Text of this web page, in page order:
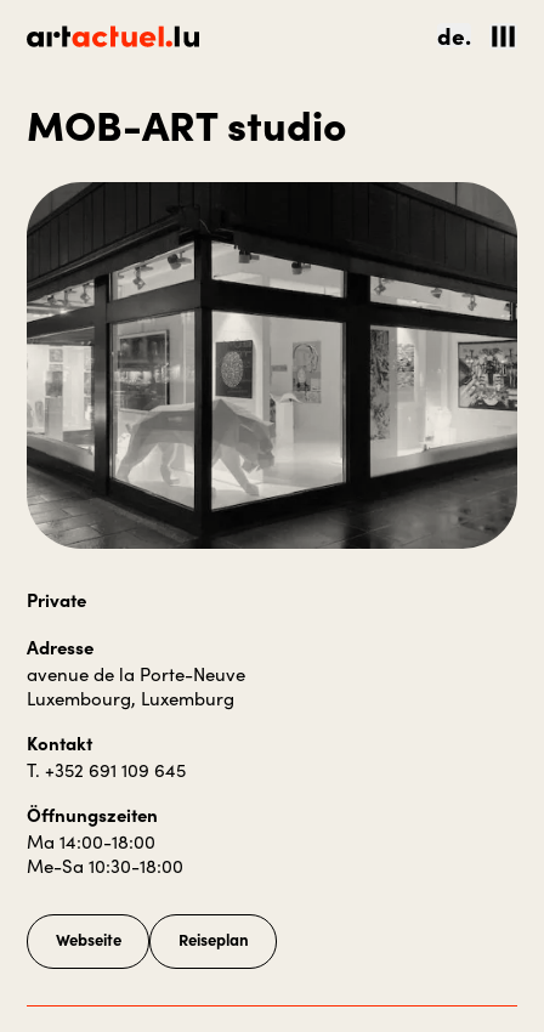
de.
MOB-ART studio
Private
Adresse
avenue de la Porte-Neuve
Luxembourg, Luxemburg
Kontakt
T. +352 691 109 645
Öffnungszeiten
Ma 14:00-18:00
Me-Sa 10:30-18:00
Webseite Reiseplan